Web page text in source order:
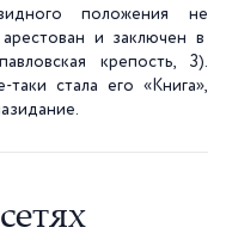
положения не
и заключен в
крепость, 3).
стала его «Книга»,